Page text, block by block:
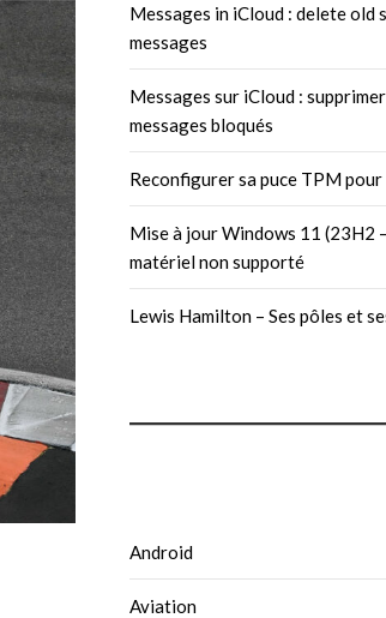
Messages in iCloud : delete old
messages
Messages sur iCloud :
messages bloqués
Reconfigurer sa puce TPM
Mise à jour Windows 11 (23H2
matériel non supporté
Lewis Hamilton – Ses pôles et
Android
Aviation